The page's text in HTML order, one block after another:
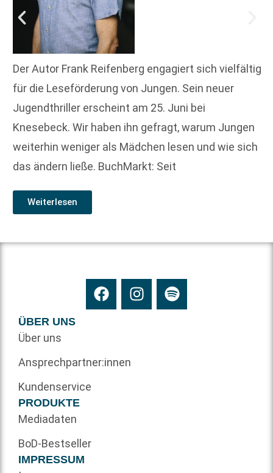
Der Autor Frank Reifenberg engagiert sich vielfältig
für die Leseförderung von Jungen. Sein neuer
Jugendthriller erscheint am 25. Juni bei
Knesebeck. Wir haben ihn gefragt, warum Jungen
weiterhin weniger als Mädchen lesen und wie sich
das ändern ließe. BuchMarkt: Seit
Weiterlesen
ÜBER UNS
Über uns
Ansprechpartner:innen
Kundenservice
PRODUKTE
Mediadaten
BoD-Bestseller
IMPRESSUM